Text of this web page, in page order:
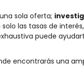
sola oferta;
las tasas de
puede
encontrarás una